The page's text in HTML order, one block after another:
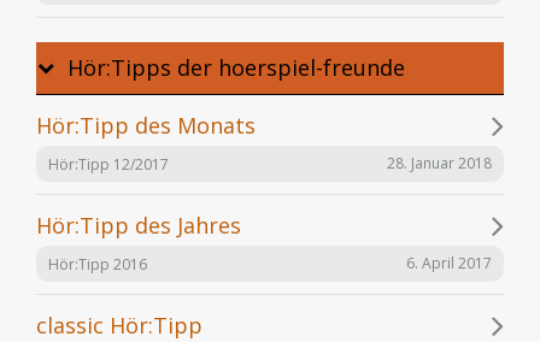
Hör:Tipps der hoerspiel-freunde
Hör:Tipp des Monats
Hör:Tipp 12/2017 28. Januar 2018
Hör:Tipp des Jahres
Hör:Tipp 2016 6. April 2017
classic Hör:Tipp